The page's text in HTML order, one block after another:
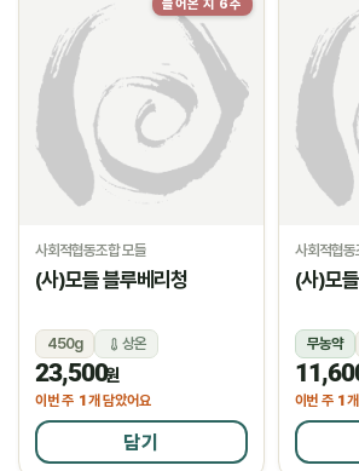
들어온 지 6주
사회적협동조합 모들
(사)모들 블루베리청
450g 상온
23,500원
이번 주 1개 담았어요
담기
사회적협동
(사)모
무농약
이번 주 1